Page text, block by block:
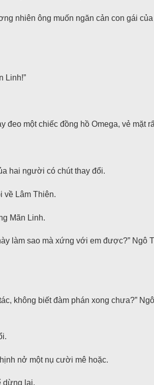
nhiên ông muốn ngăn cản con gái
Linh!”
đeo một chiếc đồng hồ Omega, vẻ mặt
hai người có chút thay đổi.
về Lâm Thiên.
Mãn Linh.
làm sao mà xứng với em được?” Ngô
không biết đàm phán xong chưa?”
nở một nụ cười mê hoặc.
dừng lại.